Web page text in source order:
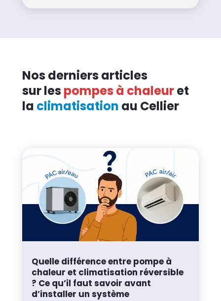
Nos derniers articles
sur les pompes à chaleuret
la climatisation au Cellier
Quelle différence entre pompe à
chaleur et climatisation réversible
? Ce qu’il faut savoir avant
d’installer un système